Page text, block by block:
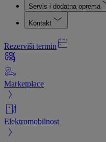
Servis i dodatna oprema
Kontakt
Rezerviši termin
Marketplace
Elektromobilnost